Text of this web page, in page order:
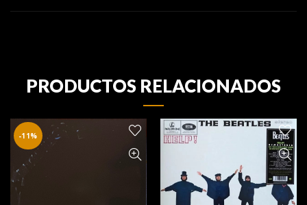
PRODUCTOS RELACIONADOS
-11%